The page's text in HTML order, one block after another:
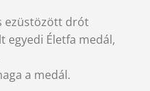
ezüstözött drót
egyedi Életfa medál,
a medál.